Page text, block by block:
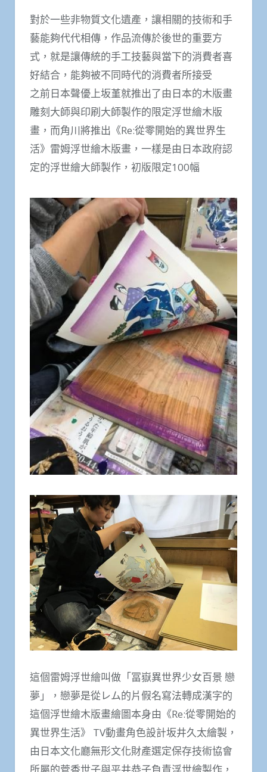
對於一些非物質文化遺產，讓相關的技術和手
藝能夠代代相傳，作品流傳於後世的重要方
式，就是讓傳統的手工技藝與當下的消費者喜
好結合，能夠被不同時代的消費者所接受
之前日本聲優上坂堇就推出了由日本的木版畫
雕刻大師與印刷大師製作的限定浮世繪木版
畫，而角川將推出《Re:從零開始的異世界生
活》雷姆浮世繪木版畫，一樣是由日本政府認
定的浮世繪大師製作，初版限定100幅
這個雷姆浮世繪叫做「冨嶽異世界少女百景 戀
夢」，戀夢是從レム的片假名寫法轉成漢字的
這個浮世繪木版畫繪圖本身由《Re:從零開始的
異世界生活》 TV動畫角色設計坂井久太繪製，
由日本文化廳無形文化財產選定保存技術協會
所屬的菅香世子與平井恭子負責浮世繪製作，